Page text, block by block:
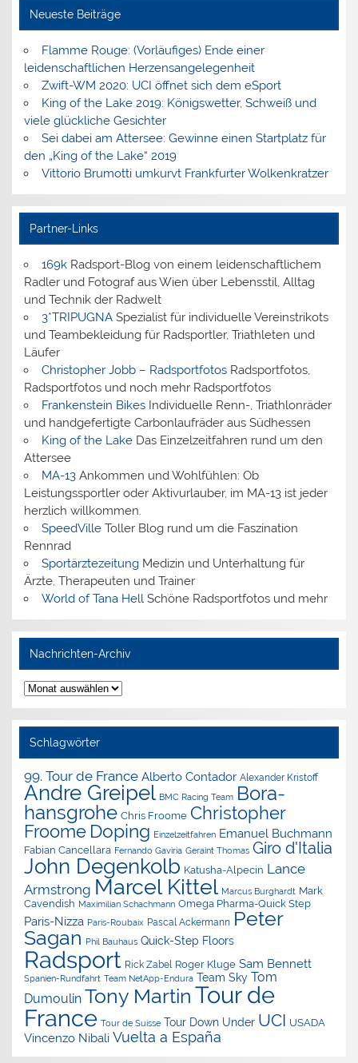
Neueste Beiträge
Flamme Rouge: (Vorläufiges) Ende einer
leidenschaftlichen Herzensangelegenheit
Zwift-WM 2020: UCI öffnet sich dem eSport
King of the Lake 2019: Königswetter, Schweiß und
viele glückliche Gesichter
Sei dabei am Attersee: Gewinne einen Startplatz für
den „King of the Lake“ 2019
Vittorio Brumotti umkurvt Frankfurter Wolkenkratzer
Partner-Links
169kRadsport-Blog von einem leidenschaftlichem
Radler und Fotograf aus Wien über Lebensstil, Alltag
und Technik der Radwelt
3*TRIPUGNASpezialist für individuelle Vereinstrikots
und Teambekleidung für Radsportler, Triathleten und
Läufer
Christopher Jobb – RadsportfotosRadsportfotos,
Radsportfotos und noch mehr Radsportfotos
Frankenstein BikesIndividuelle Renn-, Triathlonräder
und handgefertigte Carbonlaufräder aus Südhessen
King of the LakeDas Einzelzeitfahren rund um den
Attersee
MA-13Ankommen und Wohlfühlen: Ob
Leistungssportler oder Aktivurlauber, im MA-13 ist jeder
herzlich willkommen.
SpeedVilleToller Blog rund um die Faszination
Rennrad
SportärztezeitungMedizin und Unterhaltung für
Ärzte, Therapeuten und Trainer
World of Tana Hell Schöne Radsportfotos und mehr
Nachrichten-Archiv
Nachrichten-
Archiv
Schlagwörter
99. Tour de France Alberto Contador Alexander Kristoff
Andre Greipel BMC Racing Team Bora-
hansgrohe Chris Froome Christopher
Froome Doping Einzelzeitfahren Emanuel Buchmann
Fabian Cancellara Fernando Gaviria Geraint Thomas Giro d'Italia
John Degenkolb Katusha-Alpecin Lance
Armstrong Marcel Kittel Marcus Burghardt Mark
Cavendish Maximilian Schachmann Omega Pharma-Quick Step
Paris-Nizza Paris-Roubaix Pascal Ackermann Peter
Sagan Phil Bauhaus Quick-Step Floors
Radsport Rick Zabel Roger Kluge Sam Bennett
Spanien-Rundfahrt Team NetApp-Endura Team Sky Tom
Dumoulin Tony Martin Tour de
France Tour de Suisse Tour Down Under UCI USADA
Vincenzo Nibali Vuelta a España